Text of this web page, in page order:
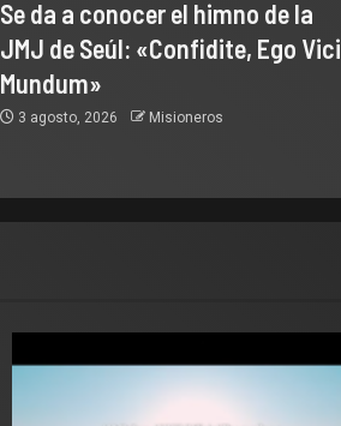
Se da a conocer el himno de la
JMJ de Seúl: «Confidite, Ego Vici
Mundum»
3 agosto, 2026 Misioneros